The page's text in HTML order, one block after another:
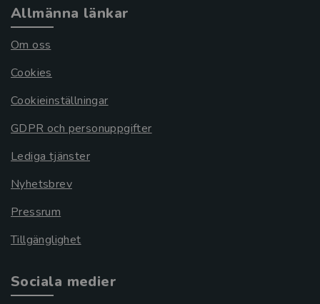
Allmänna länkar
Om oss
Cookies
Cookieinställningar
GDPR och personuppgifter
Lediga tjänster
Nyhetsbrev
Pressrum
Tillgänglighet
Sociala medier